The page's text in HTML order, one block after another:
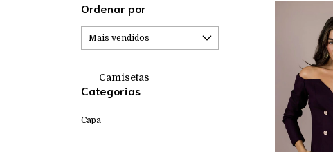
Ordenar por
Camisetas
Categorias
Capa